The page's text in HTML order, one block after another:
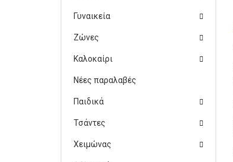
Γυναικεία
Ζώνες
Καλοκαίρι
Νέες παραλαβές
Παιδικά
Τσάντες
Χειμώνας